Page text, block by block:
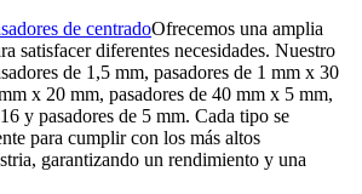
de centradoOfrecemos una amplia
satisfacer diferentes necesidades. Nuestro
de 1,5 mm, pasadores de 1 mm x 30
x 20 mm, pasadores de 40 mm x 5 mm,
y pasadores de 5 mm. Cada tipo se
para cumplir con los más altos
garantizando un rendimiento y una